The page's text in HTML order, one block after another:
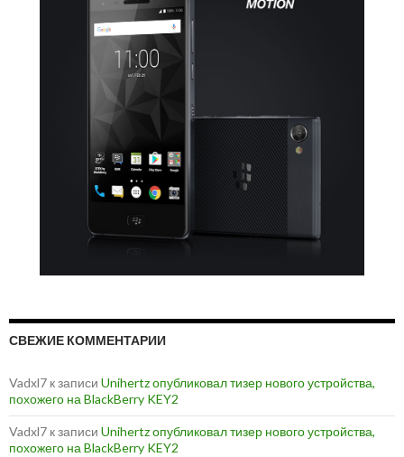
СВЕЖИЕ КОММЕНТАРИИ
Vadxl7 к записи Unihertz опубликовал тизер нового устройства,
похожего на BlackBerry KEY2
Vadxl7 к записи Unihertz опубликовал тизер нового устройства,
похожего на BlackBerry KEY2